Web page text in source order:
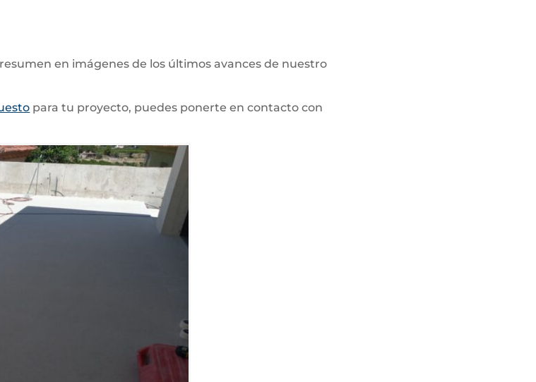
en imágenes de los últimos avances de nuestro
para tu proyecto, puedes ponerte en contacto con